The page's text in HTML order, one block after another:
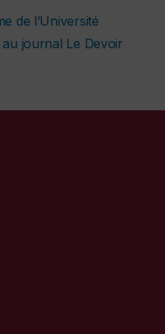
de l’Université
journal Le Devoir